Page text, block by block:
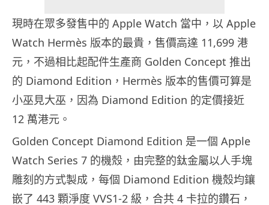
現時在眾多發售中的 Apple Watch 當中，以 Apple
Watch Hermès 版本的最貴，售價高達 11,699 港
元，不過相比起配件生產商 Golden Concept 推出
的 Diamond Edition，Hermès 版本的售價可算是
小巫見大巫，因為 Diamond Edition 的定價接近
12 萬港元。
Golden Concept Diamond Edition 是一個 Apple
Watch Series 7 的機殼，由完整的鈦金屬以人手塊
雕刻的方式製成，每個 Diamond Edition 機殼均鑲
嵌了 443 顆淨度 VVS1-2 級，合共 4 卡拉的鑽石，